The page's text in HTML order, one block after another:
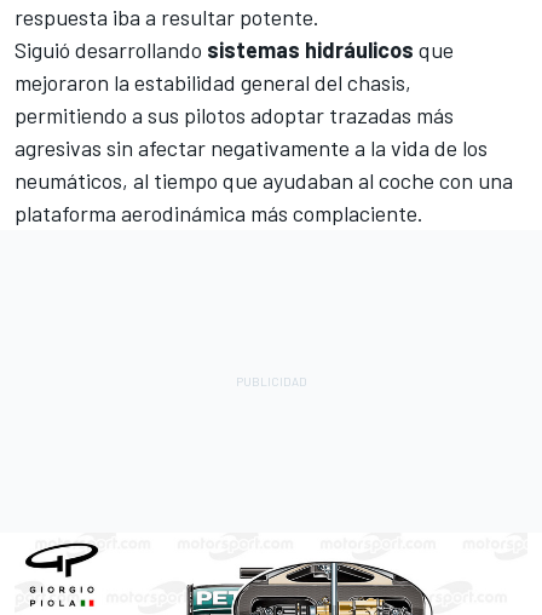
respuesta iba a resultar potente.
Siguió desarrollando sistemas hidráulicos que
mejoraron la estabilidad general del chasis,
permitiendo a sus pilotos adoptar trazadas más
agresivas sin afectar negativamente a la vida de los
neumáticos, al tiempo que ayudaban al coche con una
plataforma aerodinámica más complaciente.